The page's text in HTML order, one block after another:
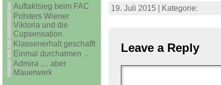
Auftaktsieg beim FAC
Polsters Wiener
Viktoria und die
Cupsensation
Klassenerhalt geschafft
Einmal durchatmen …
Admira … aber
Mauerwerk
19. Juli 2015 | Kategorie:
Leave a Reply